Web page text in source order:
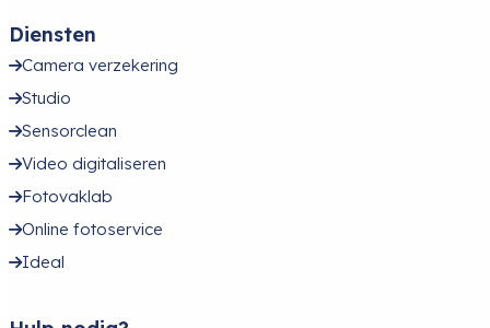
Diensten
Camera verzekering
Studio
Sensorclean
Video digitaliseren
Fotovaklab
Online fotoservice
Ideal